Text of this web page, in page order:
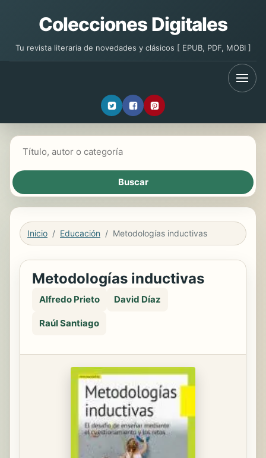
Colecciones Digitales
Tu revista literaria de novedades y clásicos [ EPUB, PDF, MOBI ]
Inicio Educación Metodologías inductivas
Metodologías inductivas
Alfredo Prieto David Díaz
Raúl Santiago